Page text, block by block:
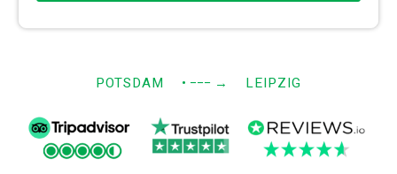
POTSDAM • −−− → LEIPZIG